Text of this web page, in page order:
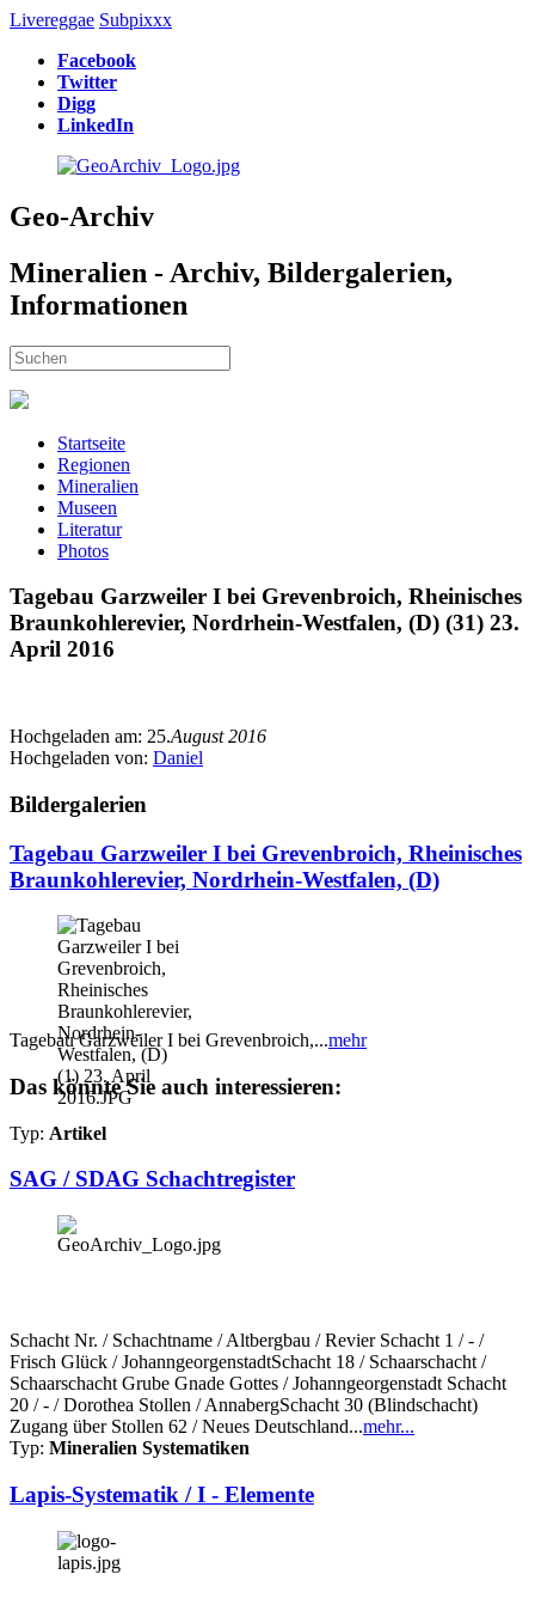
Livereggae Subpixxx
Facebook
Twitter
Digg
LinkedIn
Geo-Archiv
Mineralien - Archiv, Bildergalerien,
Informationen
Startseite
Regionen
Mineralien
Museen
Literatur
Photos
Tagebau Garzweiler I bei Grevenbroich, Rheinisches
Braunkohlerevier, Nordrhein-Westfalen, (D) (31) 23.
April 2016
Hochgeladen am: 25.August 2016
Hochgeladen von: Daniel
Bildergalerien
Tagebau Garzweiler I bei Grevenbroich, Rheinisches
Braunkohlerevier, Nordrhein-Westfalen, (D)
Tagebau Garzweiler I bei Grevenbroich,...mehr
Das könnte Sie auch interessieren:
Typ: Artikel
SAG / SDAG Schachtregister
Schacht Nr. / Schachtname / Altbergbau / Revier Schacht 1 / - /
Frisch Glück / JohanngeorgenstadtSchacht 18 / Schaarschacht /
Schaarschacht Grube Gnade Gottes / Johanngeorgenstadt Schacht
20 / - / Dorothea Stollen / AnnabergSchacht 30 (Blindschacht)
Zugang über Stollen 62 / Neues Deutschland...mehr...
Typ: Mineralien Systematiken
Lapis-Systematik / I - Elemente